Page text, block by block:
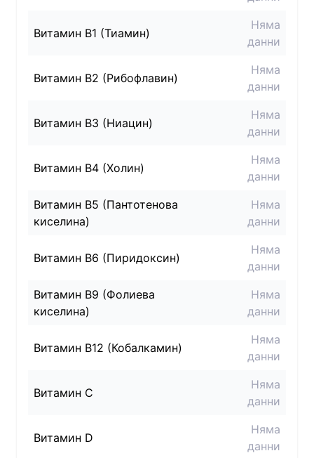
Витамин B1 (Тиамин)
Няма
данни
Витамин B2 (Рибофлавин)
Няма
данни
Витамин B3 (Ниацин)
Няма
данни
Витамин B4 (Холин)
Няма
данни
Витамин B5 (Пантотенова
киселина)
Няма
данни
Витамин B6 (Пиридоксин)
Няма
данни
Витамин B9 (Фолиева
киселина)
Няма
данни
Витамин B12 (Кобалкамин)
Няма
данни
Витамин C
Няма
данни
Витамин D
Няма
данни